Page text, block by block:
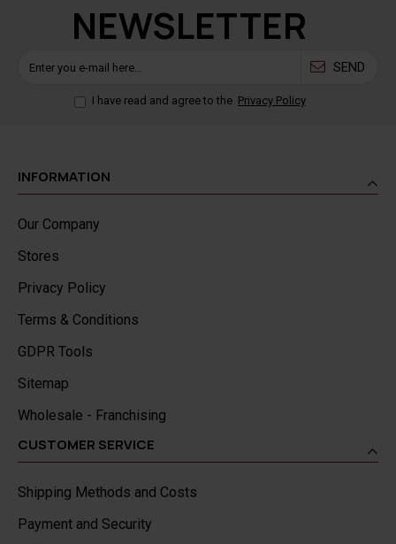
NEWSLETTER
SEND
I have read and agree to the Privacy Policy
INFORMATION
Our Company
Stores
Privacy Policy
Terms & Conditions
GDPR Tools
Sitemap
Wholesale - Franchising
CUSTOMER SERVICE
Shipping Methods and Costs
Payment and Security